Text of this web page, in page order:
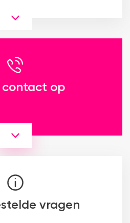
contact op
vragen